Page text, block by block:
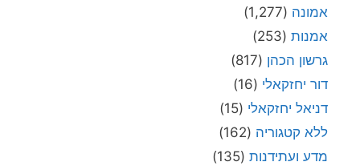
אמונה (1,277)
אמנות (253)
גרשון הכהן (817)
דור יחזקאלי (16)
דניאל יחזקאלי (15)
ללא קטגוריה (162)
מדע ועתידנות (135)